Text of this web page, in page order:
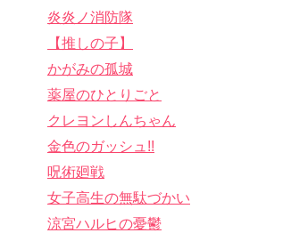
炎炎ノ消防隊
【推しの子】
かがみの孤城
薬屋のひとりごと
クレヨンしんちゃん
金色のガッシュ!!
呪術廻戦
女子高生の無駄づかい
涼宮ハルヒの憂鬱